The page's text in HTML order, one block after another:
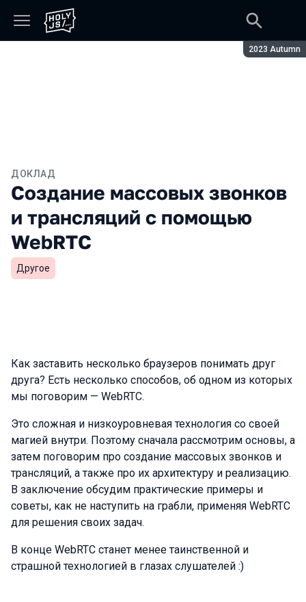
Сезон:
2023 Autumn
ДОКЛАД
Создание массовых звонков
и трансляций с помощью
WebRTC
Другое
Как заставить несколько браузеров понимать друг
друга? Есть несколько способов, об одном из которых
мы поговорим — WebRTC.
Это сложная и низкоуровневая технология со своей
магией внутри. Поэтому сначала рассмотрим основы, а
затем поговорим про создание массовых звонков и
трансляций, а также про их архитектуру и реализацию.
В заключение обсудим практические примеры и
советы, как не наступить на грабли, применяя WebRTC
для решения своих задач.
В конце WebRTC станет менее таинственной и
страшной технологией в глазах слушателей :)